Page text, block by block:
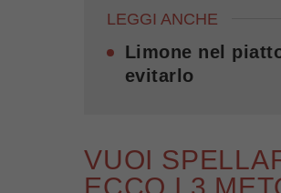
LEGGI ANCHE
Limone nel
evitarlo
VUOI